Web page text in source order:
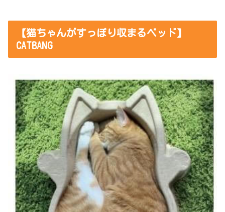
【猫ちゃんがすっぽり収まるベッド】
CATBANG